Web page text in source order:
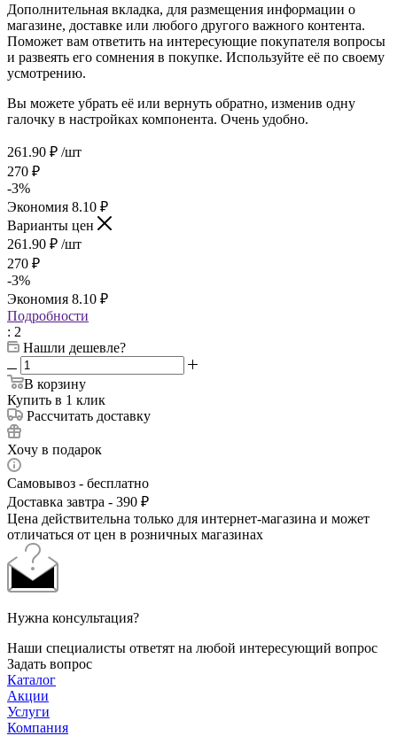
Дополнительная вкладка, для размещения информации о
магазине, доставке или любого другого важного контента.
Поможет вам ответить на интересующие покупателя вопросы
и развеять его сомнения в покупке. Используйте её по своему
усмотрению.
Вы можете убрать её или вернуть обратно, изменив одну
галочку в настройках компонента. Очень удобно.
261.90 ₽ /шт
270 ₽
-3%
Экономия 8.10 ₽
Варианты цен
261.90 ₽ /шт
270 ₽
-3%
Экономия 8.10 ₽
Подробности
: 2
Нашли дешевле?
В корзину
Купить в 1 клик
Рассчитать доставку
Хочу в подарок
Самовывоз - бесплатно
Доставка завтра - 390 ₽
Цена действительна только для интернет-магазина и может
отличаться от цен в розничных магазинах
Нужна консультация?
Наши специалисты ответят на любой интересующий вопрос
Задать вопрос
Каталог
Акции
Услуги
Компания